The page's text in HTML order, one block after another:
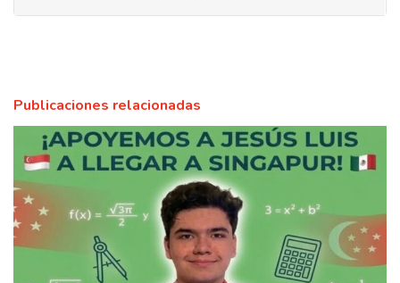
Publicaciones relacionadas